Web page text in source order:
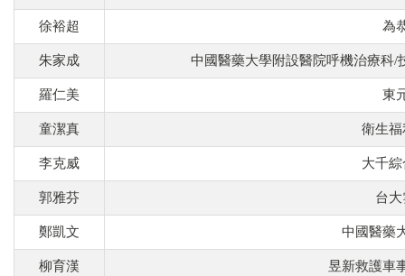
徐裕超 為
朱家成 中國醫藥大學附設醫院呼機治療科/
羅仁美 東
童潔真 衛生
李克威 大千
郭雅芬 台
鄭凱文 中國醫藥
柳育漢 昱新救護車